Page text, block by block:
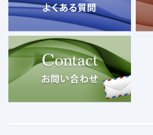
Copyright © 2026 Granz co.,Ltd. All Rights Resrved.
モバイル